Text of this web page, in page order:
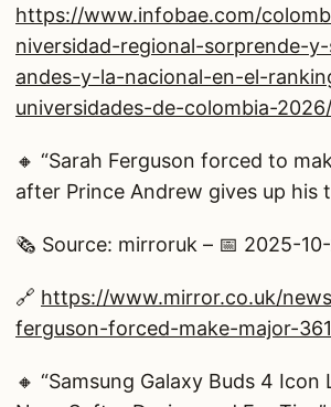
https://www.infobae.com/
niversidad-regional-sorprende-
andes-y-la-nacional-en-el-
universidades-de-colombia-2026/
🔸 “Sarah Ferguson forced to
after Prince Andrew gives up his
🗞️ Source: mirroruk – 📅 2025-10-
🔗 https://www.mirror.co.uk/
ferguson-forced-make-major-
🔸 “Samsung Galaxy Buds 4 Icon